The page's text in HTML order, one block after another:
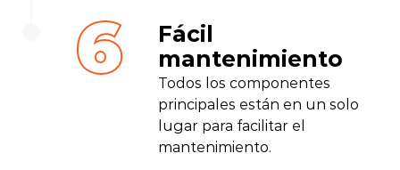
Fácil
mantenimiento
Todos los componentes
principales están en un solo
lugar para facilitar el
mantenimiento.
6